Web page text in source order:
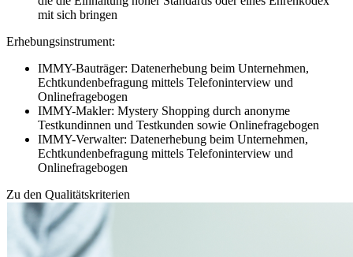
mit sich bringen
Erhebungsinstrument:
IMMY-Bauträger: Datenerhebung beim Unternehmen,
Echtkundenbefragung mittels Telefoninterview und
Onlinefragebogen
IMMY-Makler: Mystery Shopping durch anonyme
Testkundinnen und Testkunden sowie Onlinefragebogen
IMMY-Verwalter: Datenerhebung beim Unternehmen,
Echtkundenbefragung mittels Telefoninterview und
Onlinefragebogen
Zu den Qualitätskriterien